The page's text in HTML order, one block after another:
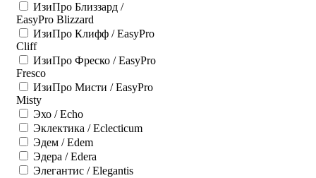
ИзиПро Близзард /
EasyPro Blizzard
ИзиПро Клифф / EasyPro
Cliff
ИзиПро Фреско / EasyPro
Fresco
ИзиПро Мисти / EasyPro
Misty
Эхо / Echo
Эклектика / Eclecticum
Эдем / Edem
Эдера / Edera
Элегантис / Elegantis